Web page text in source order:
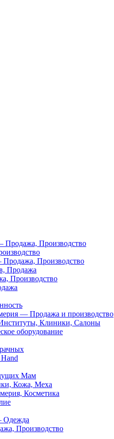
Продажа, Производство
Производство
Продажа
Производство
— Продажа и производство
Клиники, Салоны
оборудование
Мам
Кожа, Меха
Косметика
Одежда
Производство